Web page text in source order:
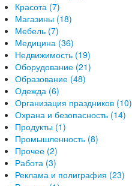
Красота (7)
Магазины (18)
Мебель (7)
Медицина (36)
Недвижимость (19)
Оборудование (21)
Образование (48)
Одежда (6)
Организация праздников (10)
Охрана и безопасность (14)
Продукты (1)
Промышленность (8)
Прочее (2)
Работа (3)
Реклама и полиграфия (23)